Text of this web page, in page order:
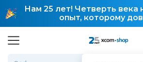
Нам 25 лет! Четверть века
опыт, которому